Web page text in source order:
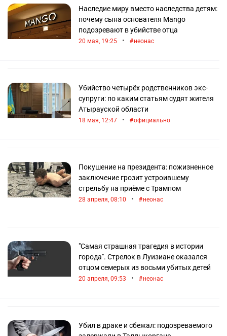
Наследие миру вместо наследства детям:
почему сына основателя Mango
подозревают в убийстве отца
20 мая, 19:25 • неонас
Убийство четырёх родственников экс-
супруги: по каким статьям судят жителя
Атырауской области
18 мая, 12:47 • официально
Покушение на президента: пожизненное
заключение грозит устроившему
стрельбу на приёме с Трампом
28 апреля, 08:10 • неонас
"Самая страшная трагедия в истории
города". Стрелок в Луизиане оказался
отцом семерых из восьми убитых детей
20 апреля, 09:53 • неонас
Убил в драке и сбежал: подозреваемого